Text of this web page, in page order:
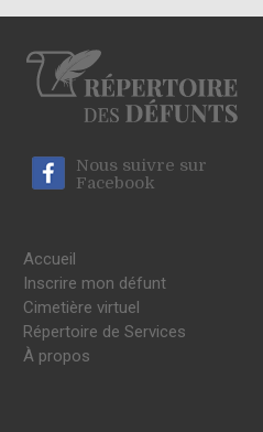
Nous suivre sur
Facebook
Accueil
Inscrire mon défunt
Cimetière virtuel
Répertoire de Services
À propos